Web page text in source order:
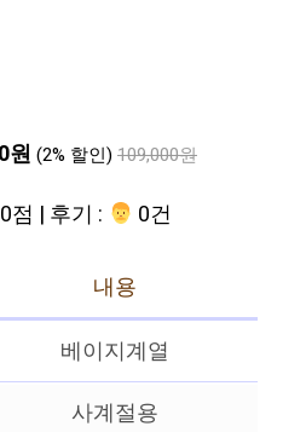
원 (2% 할인) 109,000원
점 | 후기 : ‍‍ 0건
내용
베이지계열
사계절용